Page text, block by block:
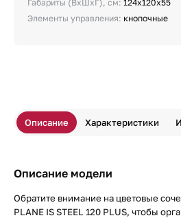
Габариты (ВхШхГ), см: 124х120х55
Элементы управления: кнопочные
Описание Характеристики
Описание модели
Обратите внимание на цветовые
PLANE IS STEEL 120 PLUS, чтобы